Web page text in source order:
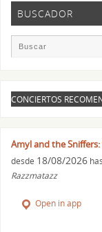
BUSCADOR
CONCIERTOS
Amyl and the
desde 18/08/2026
Razzmatazz
Open in app